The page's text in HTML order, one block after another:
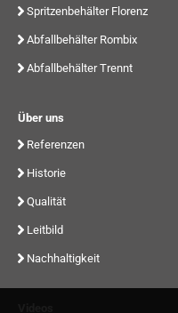
Spritzenbehälter Florenz
Abfallbehälter Rombix
Abfallbehälter Trennt
Über uns
Referenzen
Historie
Qualität
Leitbild
Nachhaltigkeit